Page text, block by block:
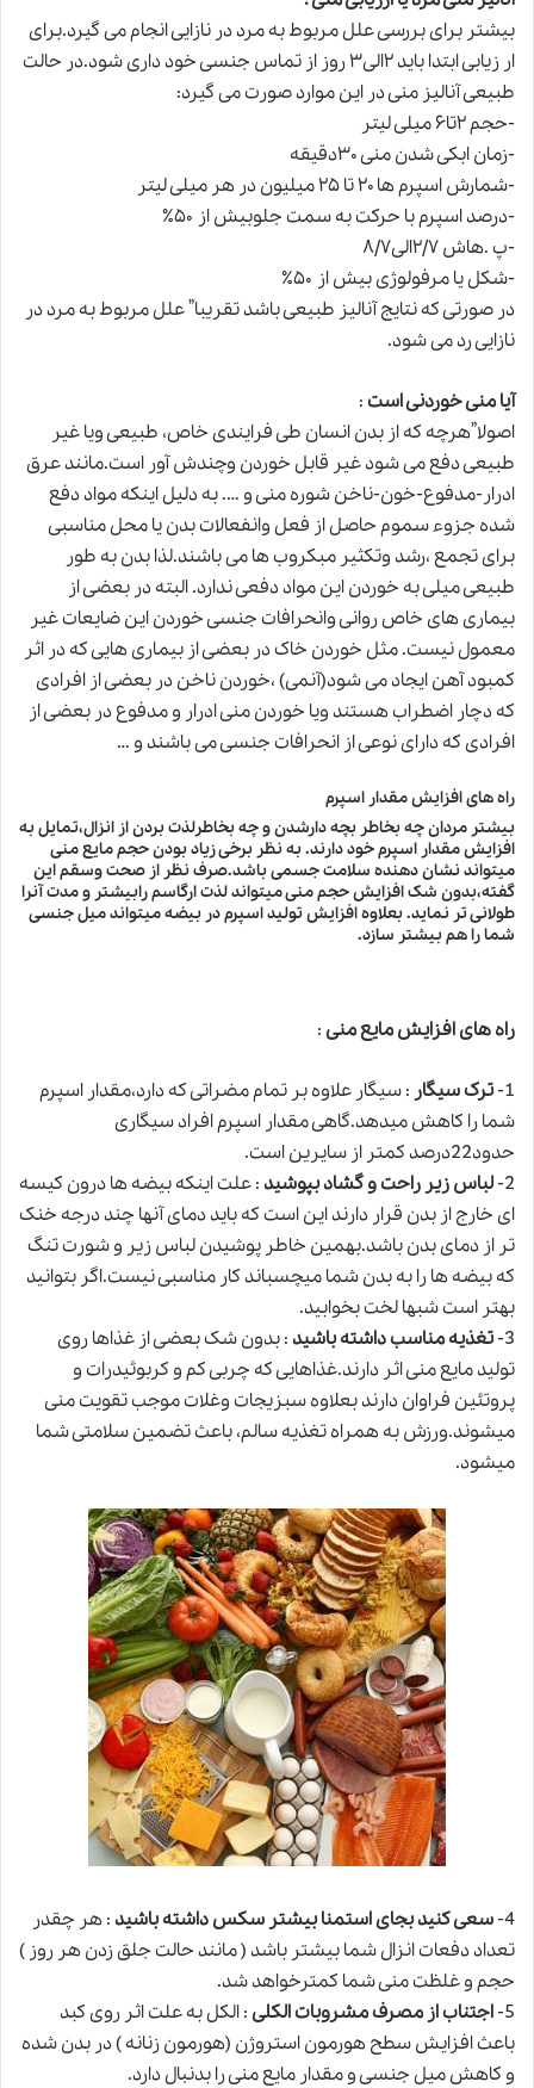
بیشتر برای بررسی علل مربوط به مرد در نازایی انجام می گیرد.برای
ار زیابی ابتدا باید ۲الی۳ روز از تماس جنسی خود داری شود.در حالت
طبیعی آنالیز منی در این موارد صورت می گیرد:
-حجم ۲تا۶ میلی لیتر
-زمان ابکی شدن منی ۳۰دقیقه
-شمارش اسپرم ها ۲۰ تا ۲۵ میلیون در هر میلی لیتر
-درصد اسپرم با حرکت به سمت جلوبیش از ۵۰٪
-پ .هاش ۲/۷الی۸/۷
-شکل یا مرفولوژی بیش از ۵۰٪
در صورتی که نتایج آنالیز طبیعی باشد تقریبا” علل مربوط به مرد در
نازایی رد می شود.
آیا منی خوردنی است:
اصولا”هرچه که از بدن انسان طی فرایندی خاص، طبیعی ویا غیر
طبیعی دفع می شود غیر قابل خوردن وچندش آور است.مانند عرق
ادرار-مدفوع-خون-ناخن شوره منی و …. به دلیل اینکه مواد دفع
شده جزوء سموم حاصل از فعل وانفعالات بدن یا محل مناسبی
برای تجمع ،رشد وتکثیر مبکروب ها می باشند.لذا بدن به طور
طبیعی میلی به خوردن این مواد دفعی ندارد. البته در بعضی از
بیماری های خاص روانی وانحرافات جنسی خوردن این ضایعات غیر
معمول نیست. مثل خوردن خاک در بعضی از بیماری هایی که در اثر
کمبود آهن ایجاد می شود(آنمی) ،خوردن ناخن در بعضی از افرادی
که دچار اضطراب هستند ویا خوردن منی ادرار و مدفوع در بعضی از
افرادی که دارای نوعی از انحرافات جنسی می باشند و …
راه های افزایش مقدار اسپرم
بیشتر مردان چه بخاطر بچه دارشدن و چه بخاطرلذت بردن از انزال،تمایل به
افزایش مقدار اسپرم خود دارند. به نظر برخی زیاد بودن حجم مایع منی
میتواند نشان دهنده سلامت جسمی باشد.صرف نظر از صحت وسقم این
گفته،بدون شک افزایش حجم منی میتواند لذت ارگاسم رابیشتر و مدت آنرا
طولانی تر نماید. بعلاوه افزایش تولید اسپرم در بیضه میتواند میل جنسی
شما را هم بیشتر سازد.
راه های افزایش مایع منی:
1- ترک سیگار : سیگار علاوه بر تمام مضراتی که دارد،مقدار اسپرم
شما را کاهش میدهد.گاهی مقدار اسپرم افراد سیگاری
حدود22درصد کمتر از سایرین است.
2- لباس زیر راحت و گشاد بپوشید: علت اینکه بیضه ها درون کیسه
ای خارج از بدن قرار دارند این است که باید دمای آنها چند درجه خنک
تر از دمای بدن باشد.بهمین خاطر پوشیدن لباس زیر و شورت تنگ
که بیضه ها را به بدن شما میچسباند کار مناسبی نیست.اگر بتوانید
بهتر است شبها لخت بخوابید.
3- تغذیه مناسب داشته باشید: بدون شک بعضی از غذاها روی
تولید مایع منی اثر دارند.غذاهایی که چربی کم و کربوئیدرات و
پروتئین فراوان دارند بعلاوه سبزیجات وغلات موجب تقویت منی
میشوند.ورزش به همراه تغذیه سالم، باعث تضمین سلامتی شما
میشود.
4- سعی کنید بجای استمنا بیشتر سکس داشته باشید: هر چقدر
تعداد دفعات انزال شما بیشتر باشد ( مانند حالت جلق زدن هر روز )
حجم و غلظت منی شما کمترخواهد شد.
5- اجتناب از مصرف مشروبات الکلی: الکل به علت اثر روی کبد
باعث افزایش سطح هورمون استروژن (هورمون زنانه ) در بدن شده
و کاهش میل جنسی و مقدار مایع منی را بدنبال دارد.